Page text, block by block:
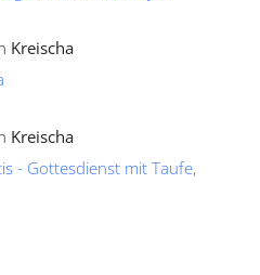
Kreischa
Kreischa
- Gottesdienst mit Taufe,